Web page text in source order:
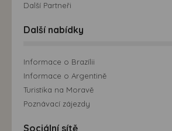
Další Partneři
Další nabídky
Informace o Brazílii
Informace o Argentině
Turistika na Moravě
Poznávací zájezdy
Sociální sítě